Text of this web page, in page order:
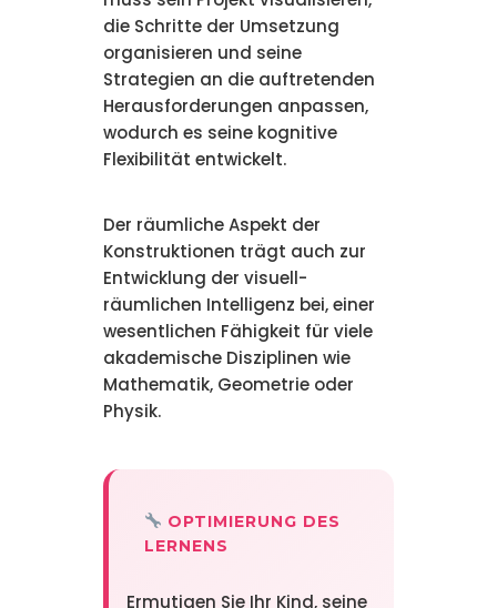
die Schritte der Umsetzung
organisieren und seine
Strategien an die auftretenden
Herausforderungen anpassen,
wodurch es seine kognitive
Flexibilität entwickelt.
Der räumliche Aspekt der
Konstruktionen trägt auch zur
Entwicklung der visuell-
räumlichen Intelligenz bei, einer
wesentlichen Fähigkeit für viele
akademische Disziplinen wie
Mathematik, Geometrie oder
Physik.
OPTIMIERUNG DES
LERNENS
Ermutigen Sie Ihr Kind, seine